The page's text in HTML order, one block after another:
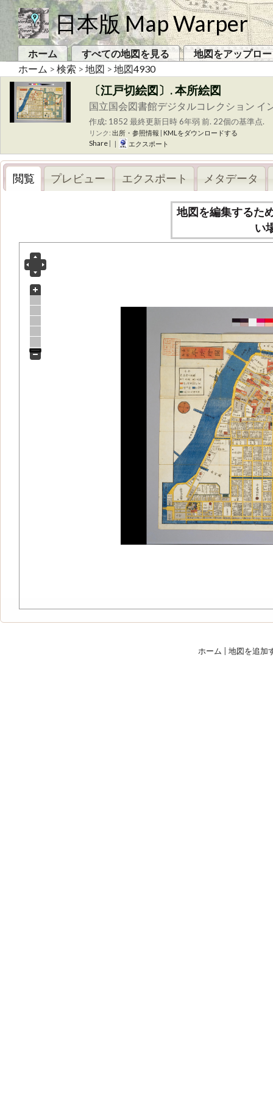
日本版 Map Warper
ホーム すべての地図を見る
地図をアップロ
ホーム > 検索 > 地図 > 地図4930
〔江戸切絵図〕. 本所絵図
国立国会図書館デジタルコレクション
作成: 1852 最終更新日時 6年弱 前. 22個の基準点.
リンク: 出所・参照情報 | KMLをダウンロードする
Share | | エクスポート
閲覧 プレビュー エクスポート メタデータ
地図を編集するた
い
ホーム | 地図を追加